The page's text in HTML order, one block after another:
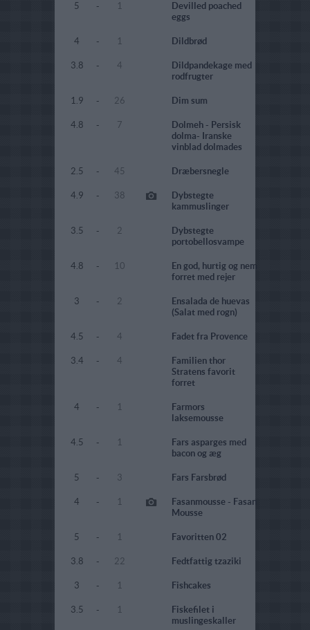
5 - 1
Devilled poached
eggs
4 - 1 Dildbrød
3.8 - 4
Dildpandekage med
rodfrugter
1.9 - 26 Dim sum
4.8 - 7
Dolmeh - Persisk
dolma- Iranske
vinblad dolmades
2.5 - 45 Dræbersnegle
4.9 - 38
Dybstegte
kammuslinger
3.5 - 2
Dybstegte
portobellosvampe
4.8 - 10
En god, hurtig og nem
forret med rejer
3 - 2
Ensalada de huevas
(Salat med rogn)
4.5 - 4 Fadet fra Provence
3.4 - 4
Familien thor
Stratens favorit
forret
4 - 1
Farmors
laksemousse
4.5 - 1
Fars asparges med
bacon og æg
5 - 3 Fars Farsbrød
4 - 1
Fasanmousse - Fasan
Mousse
5 - 1 Favoritten 02
3.8 - 22 Fedtfattig tzaziki
3 - 1 Fishcakes
3.5 - 1
Fiskefilet i
muslingeskaller